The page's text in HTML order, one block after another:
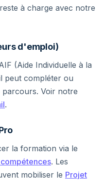
à charge avec notre
d'emploi)
(Aide Individuelle à la
peut compléter ou
Voir notre
.
la formation via le
. Les
mobiliser le Projet